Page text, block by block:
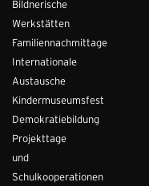
Bildnerische
Werkstätten
Familiennachmittage
Internationale
Austausche
Kindermuseumsfest
Demokratiebildung
Projekttage
und
Schulkooperationen